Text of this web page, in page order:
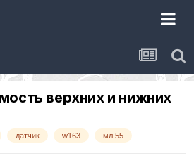
верхних и нижних
датчик w163 мл 55